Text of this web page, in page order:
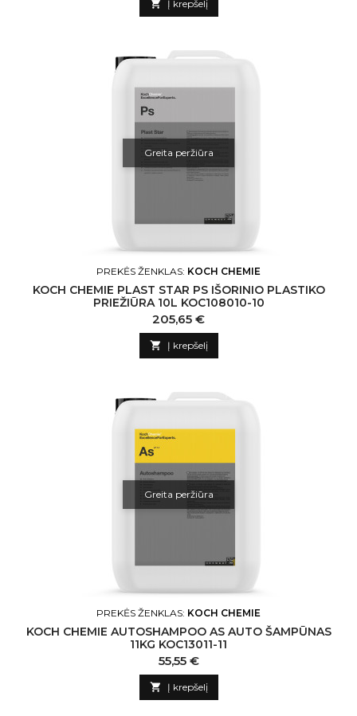
 Į krepšelį
Greita peržiūra
PREKĖS ŽENKLAS: KOCH CHEMIE
KOCH CHEMIE PLAST STAR PS IŠORINIO PLASTIKO
PRIEŽIŪRA 10L KOC108010-10
Kaina
205,65 €
 Į krepšelį
Greita peržiūra
PREKĖS ŽENKLAS: KOCH CHEMIE
KOCH CHEMIE AUTOSHAMPOO AS AUTO ŠAMPŪNAS
11KG KOC13011-11
Kaina
55,55 €
 Į krepšelį